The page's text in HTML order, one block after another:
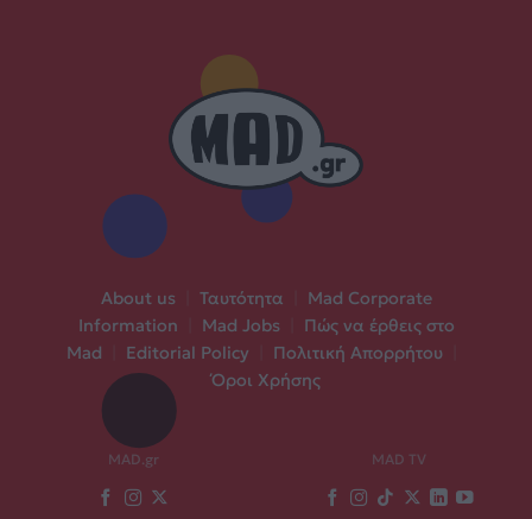
About us Ταυτότητα
Mad Corporate
Information
Mad Jobs
Πώς να έρθεις στο
Mad
Editorial Policy Πολιτική Απορρήτου
Όροι Χρήσης
MAD.gr MAD TV